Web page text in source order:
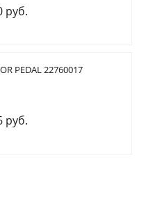
руб.
PEDAL 22760017
руб.